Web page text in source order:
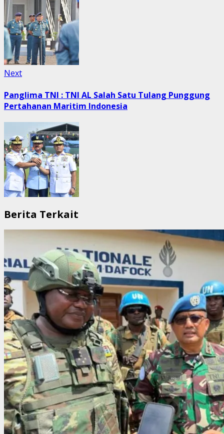
NextNext
Panglima TNI : TNI AL Salah Satu Tulang Punggung
Pertahanan Maritim Indonesia
Berita Terkait